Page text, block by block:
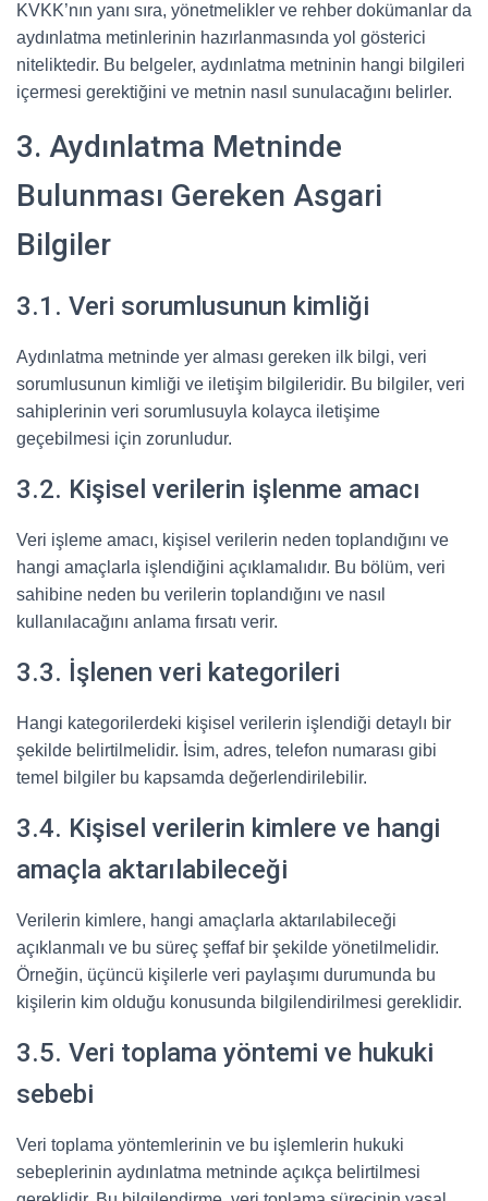
KVKK’nın yanı sıra, yönetmelikler ve rehber dokümanlar da
aydınlatma metinlerinin hazırlanmasında yol gösterici
niteliktedir. Bu belgeler, aydınlatma metninin hangi bilgileri
içermesi gerektiğini ve metnin nasıl sunulacağını belirler.
3. Aydınlatma Metninde
Bulunması Gereken Asgari
Bilgiler
3.1. Veri sorumlusunun kimliği
Aydınlatma metninde yer alması gereken ilk bilgi, veri
sorumlusunun kimliği ve iletişim bilgileridir. Bu bilgiler, veri
sahiplerinin veri sorumlusuyla kolayca iletişime
geçebilmesi için zorunludur.
3.2. Kişisel verilerin işlenme amacı
Veri işleme amacı, kişisel verilerin neden toplandığını ve
hangi amaçlarla işlendiğini açıklamalıdır. Bu bölüm, veri
sahibine neden bu verilerin toplandığını ve nasıl
kullanılacağını anlama fırsatı verir.
3.3. İşlenen veri kategorileri
Hangi kategorilerdeki kişisel verilerin işlendiği detaylı bir
şekilde belirtilmelidir. İsim, adres, telefon numarası gibi
temel bilgiler bu kapsamda değerlendirilebilir.
3.4. Kişisel verilerin kimlere ve hangi
amaçla aktarılabileceği
Verilerin kimlere, hangi amaçlarla aktarılabileceği
açıklanmalı ve bu süreç şeffaf bir şekilde yönetilmelidir.
Örneğin, üçüncü kişilerle veri paylaşımı durumunda bu
kişilerin kim olduğu konusunda bilgilendirilmesi gereklidir.
3.5. Veri toplama yöntemi ve hukuki
sebebi
Veri toplama yöntemlerinin ve bu işlemlerin hukuki
sebeplerinin aydınlatma metninde açıkça belirtilmesi